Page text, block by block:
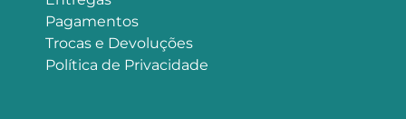
Pagamentos
Trocas e Devoluções
Política de Privacidade